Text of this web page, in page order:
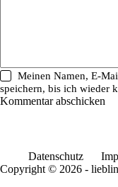
Meinen Namen, E-
speichern, bis ich wieder
Kommentar abschicken
Datenschutz
Copyright © 2026 -